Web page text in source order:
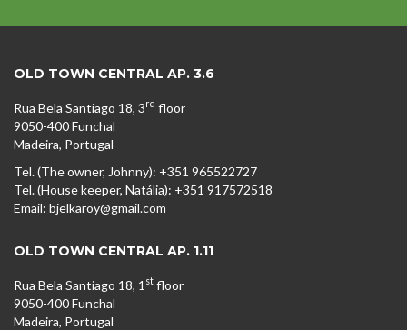
OLD TOWN CENTRAL AP. 3.6
Rua Bela Santiago 18, 3rd floor
9050-400 Funchal
Madeira, Portugal
Tel. (The owner, Johnny): +351 965522727
Tel. (House keeper, Natália): +351 917572518
Email: bjelkaroy@gmail.com
OLD TOWN CENTRAL AP. 1.11
Rua Bela Santiago 18, 1 st floor
9050-400 Funchal
Madeira, Portugal